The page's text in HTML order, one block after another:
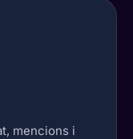
mencions i